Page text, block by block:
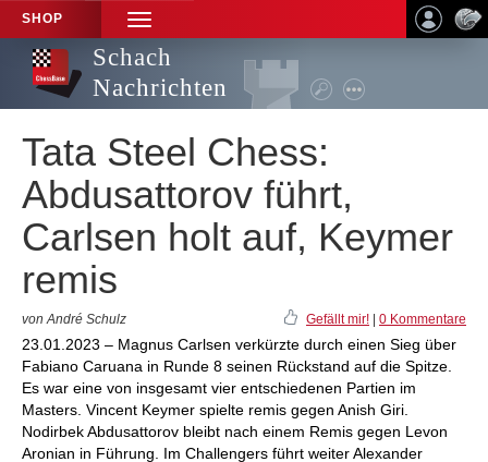
SHOP
TOGGLE
NAVIGATION
Schach
Nachrichten
Tata Steel Chess:
Abdusattorov führt,
Carlsen holt auf, Keymer
remis
von André Schulz Gefällt mir! 0 Kommentare
23.01.2023 – Magnus Carlsen verkürzte durch einen Sieg über
Fabiano Caruana in Runde 8 seinen Rückstand auf die Spitze.
Es war eine von insgesamt vier entschiedenen Partien im
Masters. Vincent Keymer spielte remis gegen Anish Giri.
Nodirbek Abdusattorov bleibt nach einem Remis gegen Levon
Aronian in Führung. Im Challengers führt weiter Alexander